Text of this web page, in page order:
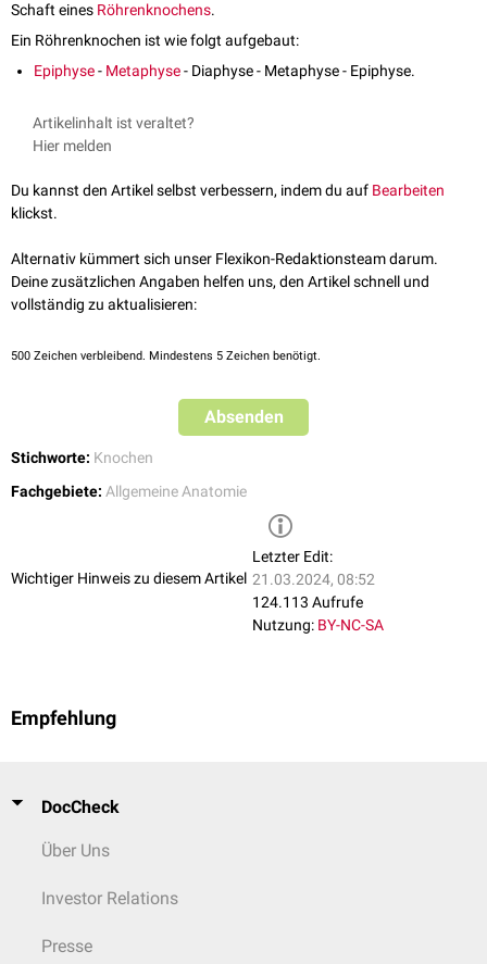
Schaft eines Röhrenknochens.
Ein Röhrenknochen ist wie folgt aufgebaut:
Epiphyse- Metaphyse- Diaphyse - Metaphyse - Epiphyse.
Artikelinhalt ist veraltet?
Hier melden
Du kannst den Artikel selbst verbessern, indem du auf Bearbeiten
klickst.
Alternativ kümmert sich unser Flexikon-Redaktionsteam darum.
Deine zusätzlichen Angaben helfen uns, den Artikel schnell und
vollständig zu aktualisieren:
500 Zeichen verbleibend. Mindestens 5 Zeichen benötigt.
Absenden
Stichworte: Knochen
Fachgebiete: Allgemeine Anatomie
Wichtiger Hinweis zu diesem Artikel
Letzter Edit:
21.03.2024, 08:52
124.113 Aufrufe
Nutzung: BY-NC-SA
Empfehlung
DocCheck
Über Uns
Investor Relations
Presse